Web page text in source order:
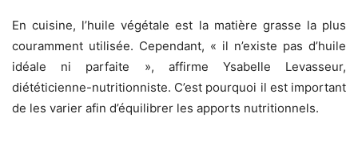
En cuisine, l’huile végétale est la matière grasse la plus
couramment utilisée. Cependant, « il n’existe pas d’huile
idéale ni parfaite », affirme Ysabelle Levasseur,
diététicienne-nutritionniste. C’est pourquoi il est important
de les varier afin d’équilibrer les apports nutritionnels.